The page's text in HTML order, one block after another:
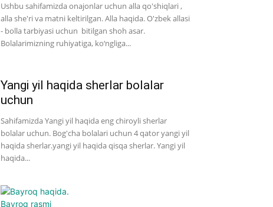
Ushbu sahifamizda onajonlar uchun alla qo'shiqlari ,
alla she'ri va matni keltirilgan. Alla haqida. O'zbek allasi
- bolla tarbiyasi uchun bitilgan shoh asar.
Bolalarimizning ruhiyatiga, ko‘ngliga...
Yangi yil haqida sherlar bolalar
uchun
Sahifamizda Yangi yil haqida eng chiroyli sherlar
bolalar uchun. Bog'cha bolalari uchun 4 qator yangi yil
haqida sherlar.yangi yil haqida qisqa sherlar. Yangi yil
haqida...